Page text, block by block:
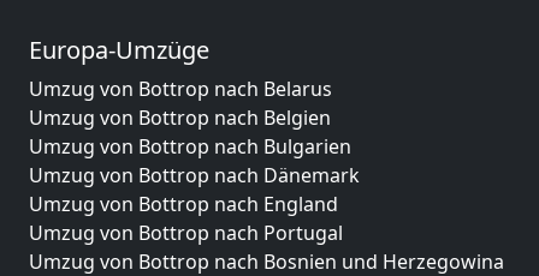
Europa-Umzüge
Umzug von Bottrop nach Belarus
Umzug von Bottrop nach Belgien
Umzug von Bottrop nach Bulgarien
Umzug von Bottrop nach Dänemark
Umzug von Bottrop nach England
Umzug von Bottrop nach Portugal
Umzug von Bottrop nach Bosnien und Herzegowina